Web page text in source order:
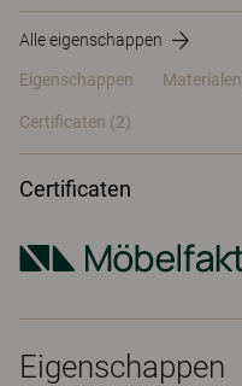
Alle eigenschappen
Eigenschappen Materialen
Certificaten (2)
Certificaten
Eigenschappen